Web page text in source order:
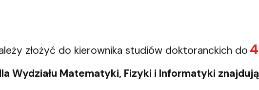
Dofinansowanie aktywności studenckiej
złożyć do kierownika studiów doktoranckich do 4
Wydziału Matematyki, Fizyki i Informatyki znajdują